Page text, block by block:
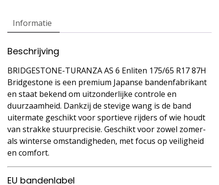
Informatie
Beschrijving
BRIDGESTONE-TURANZA AS 6 Enliten 175/65 R17 87H
Bridgestone is een premium Japanse bandenfabrikant
en staat bekend om uitzonderlijke controle en
duurzaamheid. Dankzij de stevige wang is de band
uitermate geschikt voor sportieve rijders of wie houdt
van strakke stuurprecisie. Geschikt voor zowel zomer-
als winterse omstandigheden, met focus op veiligheid
en comfort.
EU bandenlabel